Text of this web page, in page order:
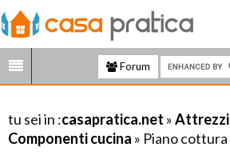
Forum
tu sei in :casapratica.net »
Componenti cucina » Piano